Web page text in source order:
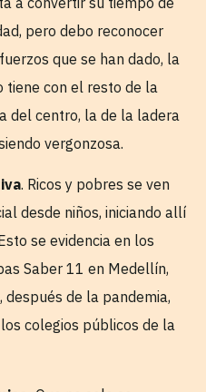
pero debo reconocer
que se han dado, la
tiene con el resto de la
del centro, la de la ladera
vergonzosa.
. Ricos y pobres se ven
desde niños, iniciando allí
se evidencia en los
Saber 11 en Medellín,
de la pandemia,
colegios públicos de la